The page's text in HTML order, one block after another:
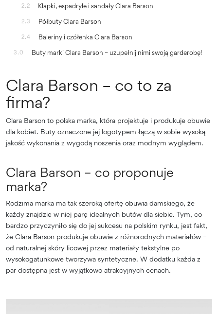
2.2 Klapki, espadryle i sandały Clara Barson
2.3 Półbuty Clara Barson
2.4 Baleriny i czółenka Clara Barson
3.0 Buty marki Clara Barson – uzupełnij nimi swoją garderobę!
Clara Barson – co to za
firma?
Clara Barson to polska marka, która projektuje i produkuje obuwie
dla kobiet. Buty oznaczone jej logotypem łączą w sobie wysoką
jakość wykonania z wygodą noszenia oraz modnym wyglądem.
Clara Barson – co proponuje
marka?
Rodzima marka ma tak szeroką ofertę obuwia damskiego, że
każdy znajdzie w niej parę idealnych butów dla siebie. Tym, co
bardzo przyczyniło się do jej sukcesu na polskim rynku, jest fakt,
że Clara Barson produkuje obuwie z różnorodnych materiałów –
od naturalnej skóry licowej przez materiały tekstylne po
wysokogatunkowe tworzywa syntetyczne. W dodatku każda z
par dostępna jest w wyjątkowo atrakcyjnych cenach.